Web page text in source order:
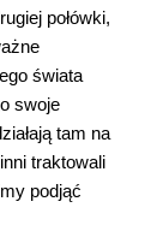
połówki,
świata
swoje
tam na
traktowali
podjąć